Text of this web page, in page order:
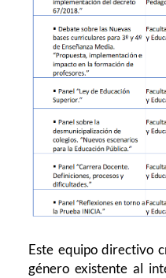
Este equipo directivo
género existente al